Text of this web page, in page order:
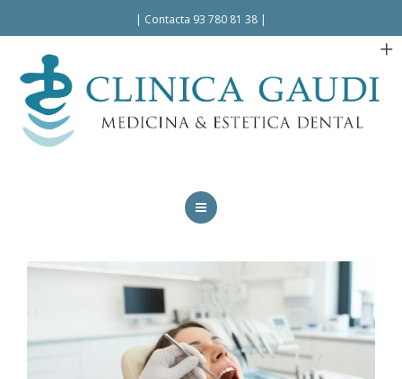
| Contacta 93 780 81 38 |
LA CLÍNICA